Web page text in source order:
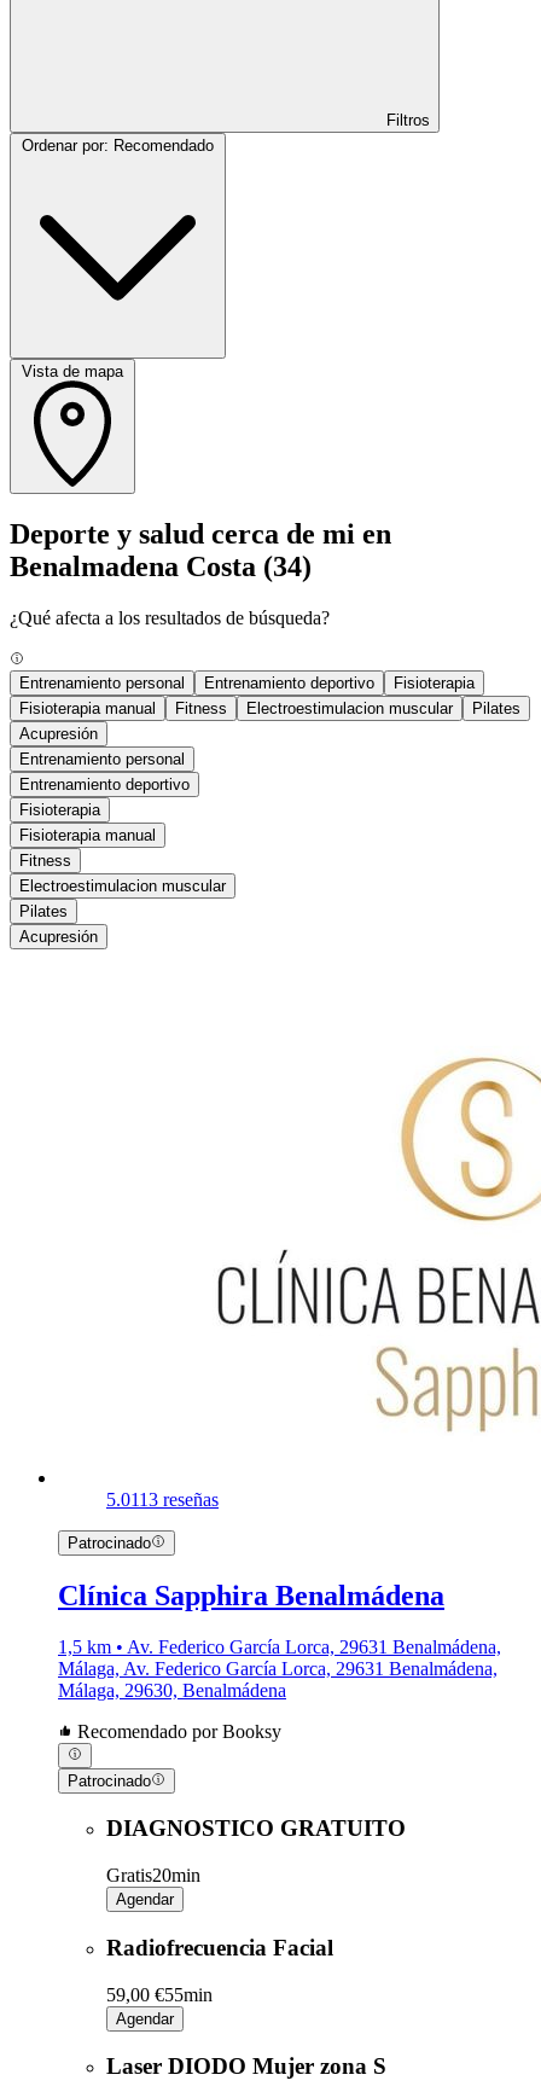
Filtros
Vista de mapa
Deporte y salud cerca de mi en
Benalmadena Costa (34)
¿Qué afecta a los resultados de búsqueda?
Entrenamiento personal Entrenamiento deportivo
Fisioterapia
Fisioterapia manual
Fitness Electroestimulacion muscular
Pilates
Acupresión
Entrenamiento personal
Entrenamiento deportivo
Fisioterapia
Fisioterapia manual
Fitness
Electroestimulacion muscular
Pilates
Acupresión
5.0113 reseñas
Patrocinado
Clínica Sapphira Benalmádena
1,5 km • Av. Federico García Lorca, 29631 Benalmádena,
Málaga, Av. Federico García Lorca, 29631 Benalmádena,
Málaga, 29630, Benalmádena
Recomendado por Booksy
Patrocinado
DIAGNOSTICO GRATUITO
Gratis20min
Agendar
Radiofrecuencia Facial
59,00 €55min
Agendar
Laser DIODO Mujer zona S